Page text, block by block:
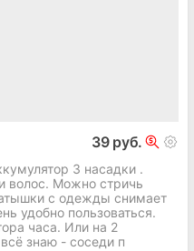
39 руб.
3 насадки .
волос. Можно стричь
с одежды снимает
удобно пользоваться.
часа. Или на 2
знаю - соседи п